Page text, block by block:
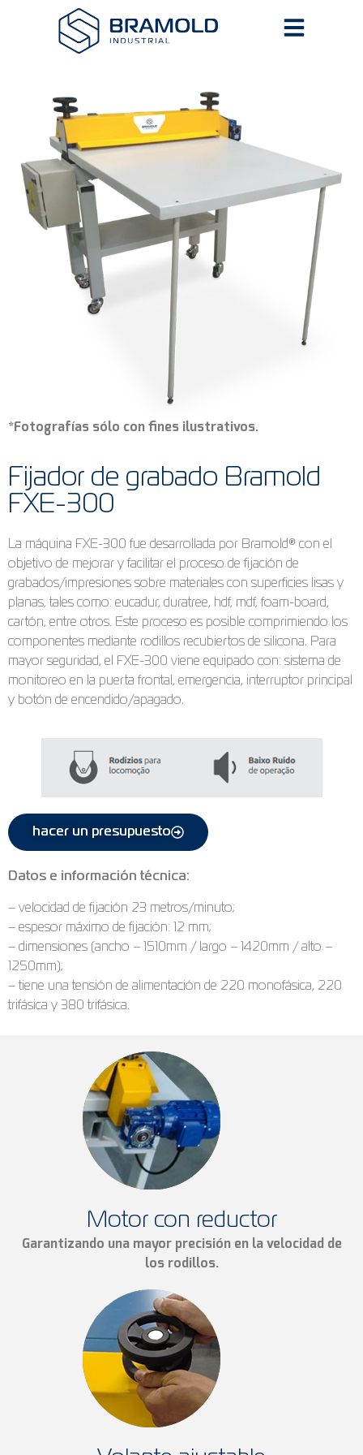
*Fotografías sólo con fines ilustrativos.
Fijador de grabado Bramold
FXE-300
La máquina FXE-300 fue desarrollada por Bramold® con el
objetivo de mejorar y facilitar el proceso de fijación de
grabados/impresiones sobre materiales con superficies lisas y
planas, tales como: eucadur, duratree, hdf, mdf, foam-board,
cartón, entre otros. Este proceso es posible comprimiendo los
componentes mediante rodillos recubiertos de silicona. Para
mayor seguridad, el FXE-300 viene equipado con: sistema de
monitoreo en la puerta frontal, emergencia, interruptor principal
y botón de encendido/apagado.
hacer un presupuesto
Datos e información técnica:
– velocidad de fijación 23 metros/minuto;
– espesor máximo de fijación: 12 mm;
– dimensiones (ancho – 1510mm / largo – 1420mm / alto –
1250mm);
– tiene una tensión de alimentación de 220 monofásica, 220
trifásica y 380 trifásica.
Motor con reductor
Garantizando una mayor precisión en la velocidad de
los rodillos.